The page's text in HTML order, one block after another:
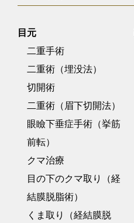
目元
二重手術
二重術（埋没法）
切開術
二重術（眉下切開法）
眼瞼下垂症手術（挙筋
前転）
クマ治療
目の下のクマ取り（経
結膜脱脂術）
くま取り（経結膜脱